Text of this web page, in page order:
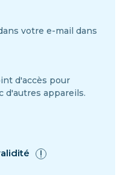
votre e-mail dans
d'accès pour
d'autres appareils.